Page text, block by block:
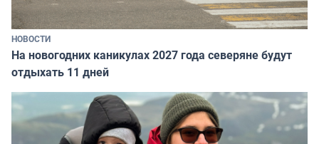
НОВОСТИ
На новогодних каникулах 2027 года северяне будут
отдыхать 11 дней